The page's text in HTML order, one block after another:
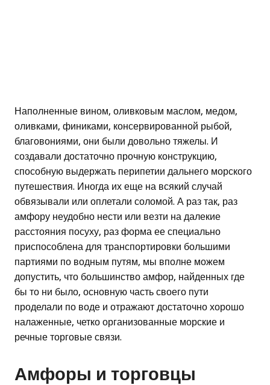
Наполненные вином, оливковым маслом, медом,
оливками, финиками, консервированной рыбой,
благовониями, они были довольно тяжелы. И
создавали достаточно прочную конструкцию,
способную выдержать перипетии дальнего морского
путешествия. Иногда их еще на всякий случай
обвязывали или оплетали соломой. А раз так, раз
амфору неудобно нести или везти на далекие
расстояния посуху, раз форма ее специально
приспособлена для транспортировки большими
партиями по водным путям, мы вполне можем
допустить, что большинство амфор, найденных где
бы то ни было, основную часть своего пути
проделали по воде и отражают достаточно хорошо
налаженные, четко организованные морские и
речные торговые связи.
Амфоры и торговцы